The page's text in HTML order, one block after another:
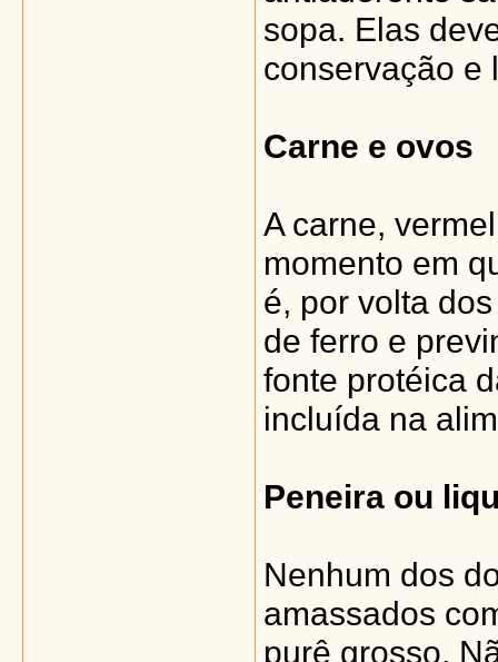
sopa. Elas
conservação e
Carne e ovos
A carne,
momento em
é, por volta
de ferro e
fonte protéica
incluída na
Peneira ou
Nenhum dos
amassados
purê grosso.